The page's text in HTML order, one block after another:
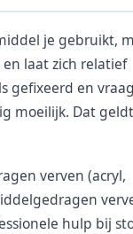
je gebruikt,
laat zich relatief
gefixeerd en
moeilijk. Dat geldt
verven (acryl,
hulp bij